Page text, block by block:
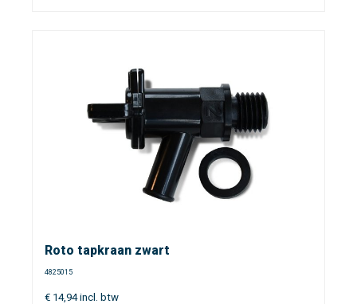
Roto tapkraan zwart
4825015
€ 14,94incl. btw